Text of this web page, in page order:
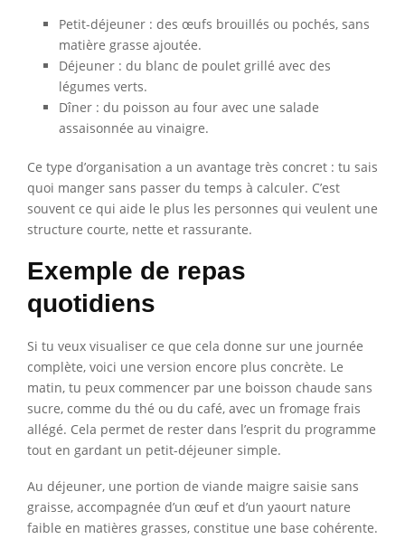
Petit-déjeuner : des œufs brouillés ou pochés, sans
matière grasse ajoutée.
Déjeuner : du blanc de poulet grillé avec des
légumes verts.
Dîner : du poisson au four avec une salade
assaisonnée au vinaigre.
Ce type d’organisation a un avantage très concret : tu sais
quoi manger sans passer du temps à calculer. C’est
souvent ce qui aide le plus les personnes qui veulent une
structure courte, nette et rassurante.
Exemple de repas
quotidiens
Si tu veux visualiser ce que cela donne sur une journée
complète, voici une version encore plus concrète. Le
matin, tu peux commencer par une boisson chaude sans
sucre, comme du thé ou du café, avec un fromage frais
allégé. Cela permet de rester dans l’esprit du programme
tout en gardant un petit-déjeuner simple.
Au déjeuner, une portion de viande maigre saisie sans
graisse, accompagnée d’un œuf et d’un yaourt nature
faible en matières grasses, constitue une base cohérente.